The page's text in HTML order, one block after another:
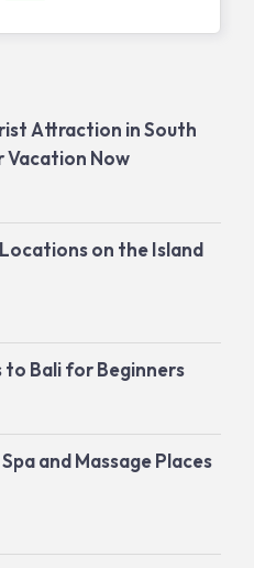
Attraction in South
Vacation Now
on the Island
to Bali for Beginners
and Massage Places